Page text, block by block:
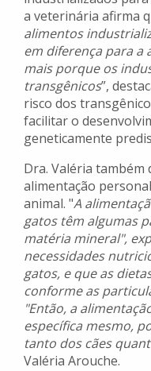
a veterinária afirma
alimentos
em diferença para a
mais porque os
transgênicos”,
risco dos
facilitar o
geneticamente
Dra. Valéria
alimentação
animal. "A
gatos têm algumas
matéria mineral",
necessidades
gatos, e que as
conforme as
"Então, a
específica mesmo,
tanto dos cães
Valéria Arouche.